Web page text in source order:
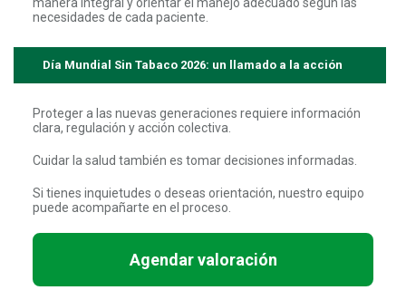
necesidades de cada paciente.
Día Mundial Sin Tabaco 2026: un llamado a la acción
Proteger a las nuevas generaciones requiere información
clara, regulación y acción colectiva.
Cuidar la salud también es tomar decisiones informadas.
Si tienes inquietudes o deseas orientación, nuestro equipo
puede acompañarte en el proceso.
Agendar valoración